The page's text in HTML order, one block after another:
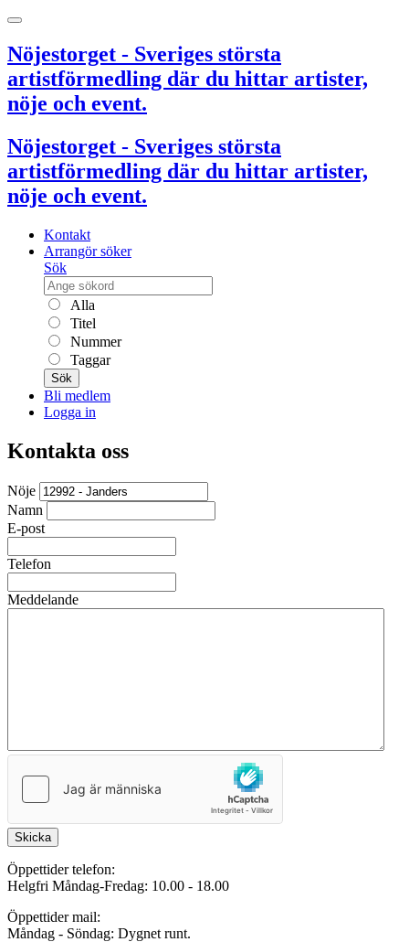
Nöjestorget - Sveriges största
artistförmedling där du hittar artister,
nöje och event.
Nöjestorget - Sveriges största
artistförmedling där du hittar artister,
nöje och event.
Kontakt
Arrangör söker
Sök
Alla
Titel
Nummer
Taggar
Sök
Bli medlem
Logga in
Kontakta oss
Nöje
Namn
E-post
Telefon
Meddelande
Skicka
Öppettider telefon:
Helgfri Måndag-Fredag: 10.00 - 18.00
Öppettider mail:
Måndag - Söndag: Dygnet runt.